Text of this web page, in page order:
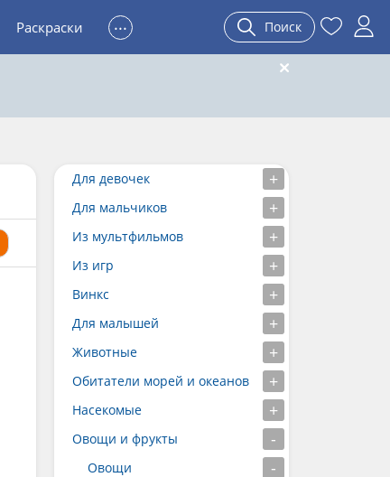
Раскраски ... Поиск
Для девочек
Для мальчиков
Из мультфильмов
Из игр
Винкс
Для малышей
Животные
Обитатели морей и океанов
Насекомые
Овощи и фрукты
Овощи